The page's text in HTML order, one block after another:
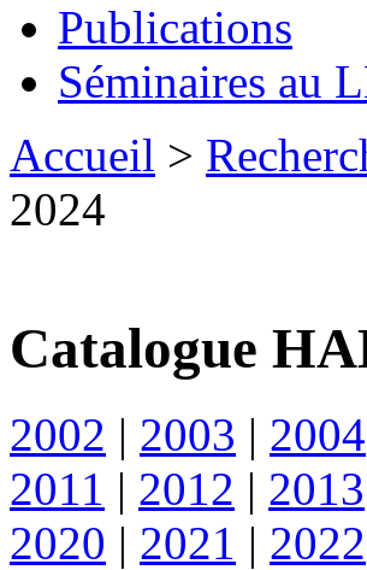
Publications
Séminaires au
Accueil >
2024
Catalogue
2002 | 2003 | 2004
2011 | 2012 | 2013
2020 | 2021 | 2022